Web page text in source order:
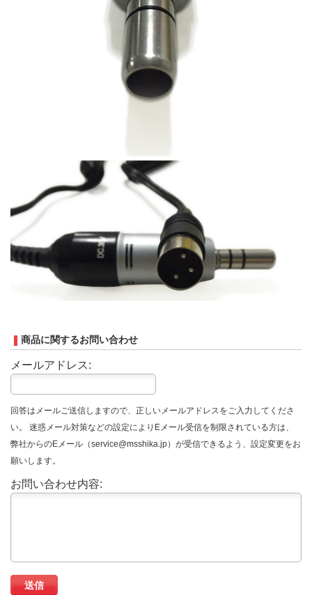
商品に関するお問い合わせ
メールアドレス:
回答はメールご送信しますので、正しいメールアドレスをご入力してくださ
い。 迷惑メール対策などの設定によりEメール受信を制限されている方は、
弊社からのEメール（service@msshika.jp）が受信できるよう、設定変更をお
願いします。
お問い合わせ内容: